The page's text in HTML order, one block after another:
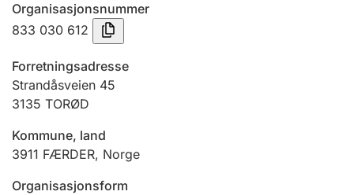
Tinglysing
Jeger
Ektepaktveileder
Organisasjonsnummer
833 030 612
Forretningsadresse
Strandåsveien 45
3135 TORØD
Kommune, land
3911 FÆRDER, Norge
Organisasjonsform